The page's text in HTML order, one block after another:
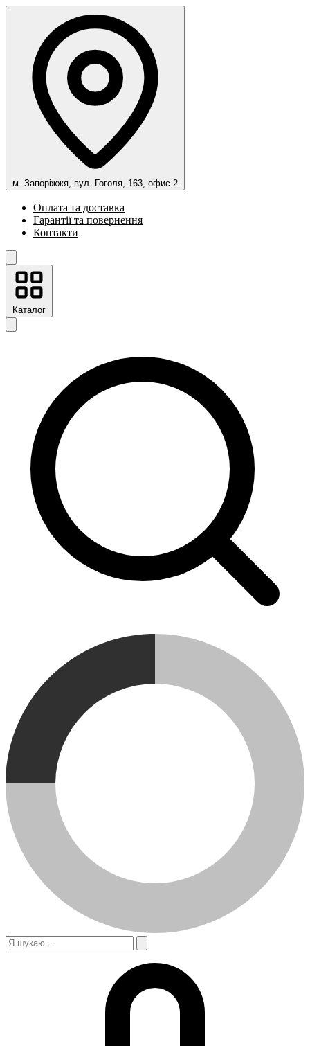
м. Запоріжжя, вул. Гоголя, 163, офис 2
Оплата та доставка
Гарантії та повернення
Контакти
Каталог